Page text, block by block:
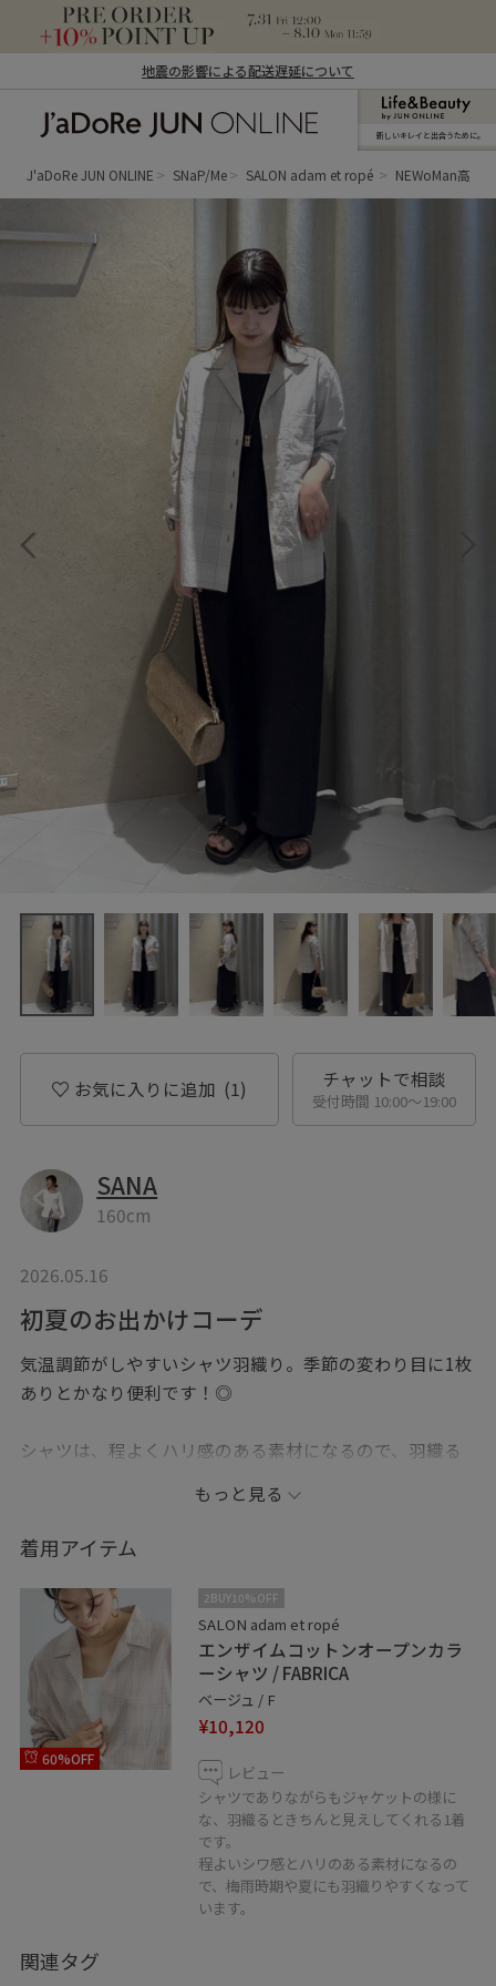
地震の影響による配送遅延について
ン オンライン）
新しいキレイと出合うために。
J'aDoRe JUN ONLINE SNaP/Me SALON adam et ropé NEWoMan高輪
お気に入りに追加 (1) チャットで相談
受付時間 10:00〜19:00
SANA
160cm
2026.05.16
初夏のお出かけコーデ
気温調節がしやすいシャツ羽織り。季節の変わり目に1枚
ありとかなり便利です！◎
シャツは、程よくハリ感のある素材になるので、羽織る
おしりまで隠れる長さなのも嬉しいですね。
▶︎♡ボタンを押してお気に入り！ お気に入りしていた
だくと、気になったコーディネートや商品がチェックし
やすくなります！ スタッフのフォローもあわせてご利
▶︎LINE接客承ってます！ 聞きたいことがあるけど電話す
るお時間がない方やこの時期なかなか外に出られない
お気軽にメッセージを送ってください。
もっと見る
着用アイテム
60%OFF
2BUY10%OFF
SALON adam et ropé
エンザイムコットンオープンカラ
ーシャツ / FABRICA
ベージュ / F
¥10,120
レビュー
シャツでありながらもジャケットの様に
な、羽織るときちんと見えしてくれる1着
です。
程よいシワ感とハリのある素材になるの
で、梅雨時期や夏にも羽織りやすくなって
います。
関連タグ